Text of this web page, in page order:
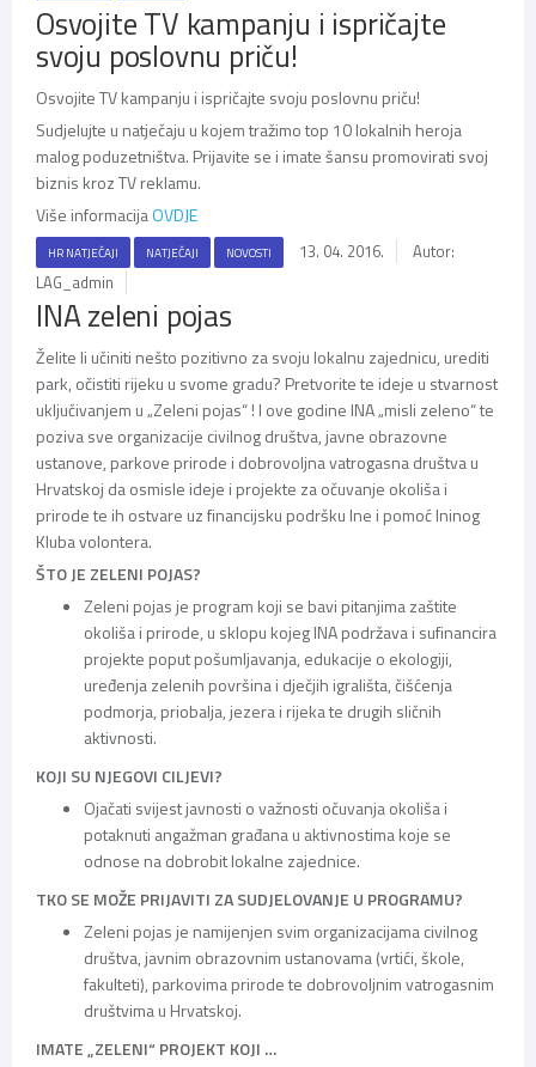
Osvojite TV kampanju i ispričajte
svoju poslovnu priču!
Osvojite TV kampanju i ispričajte svoju poslovnu priču!
Sudjelujte u natječaju u kojem tražimo top 10 lokalnih heroja
malog poduzetništva. Prijavite se i imate šansu promovirati svoj
biznis kroz TV reklamu.
Više informacijaOVDJE
HR NATJEČAJI NATJEČAJI NOVOSTI 13. 04. 2016.
Autor:
LAG_admin
INA zeleni pojas
Želite li učiniti nešto pozitivno za svoju lokalnu zajednicu, urediti
park, očistiti rijeku u svome gradu? Pretvorite te ideje u stvarnost
uključivanjem u „Zeleni pojas“ ! I ove godine INA „misli zeleno“ te
poziva sve organizacije civilnog društva, javne obrazovne
ustanove, parkove prirode i dobrovoljna vatrogasna društva u
Hrvatskoj da osmisle ideje i projekte za očuvanje okoliša i
prirode te ih ostvare uz financijsku podršku Ine i pomoć Ininog
Kluba volontera.
ŠTO JE ZELENI POJAS?
Zeleni pojas je program koji se bavi pitanjima zaštite
okoliša i prirode, u sklopu kojeg INA podržava i sufinancira
projekte poput pošumljavanja, edukacije o ekologiji,
uređenja zelenih površina i dječjih igrališta, čišćenja
podmorja, priobalja, jezera i rijeka te drugih sličnih
aktivnosti.
KOJI SU NJEGOVI CILJEVI?
Ojačati svijest javnosti o važnosti očuvanja okoliša i
potaknuti angažman građana u aktivnostima koje se
odnose na dobrobit lokalne zajednice.
TKO SE MOŽE PRIJAVITI ZA SUDJELOVANJE U PROGRAMU?
Zeleni pojas je namijenjen svim organizacijama civilnog
društva, javnim obrazovnim ustanovama (vrtići, škole,
fakulteti), parkovima prirode te dobrovoljnim vatrogasnim
društvima u Hrvatskoj.
IMATE „ZELENI“ PROJEKT KOJI …